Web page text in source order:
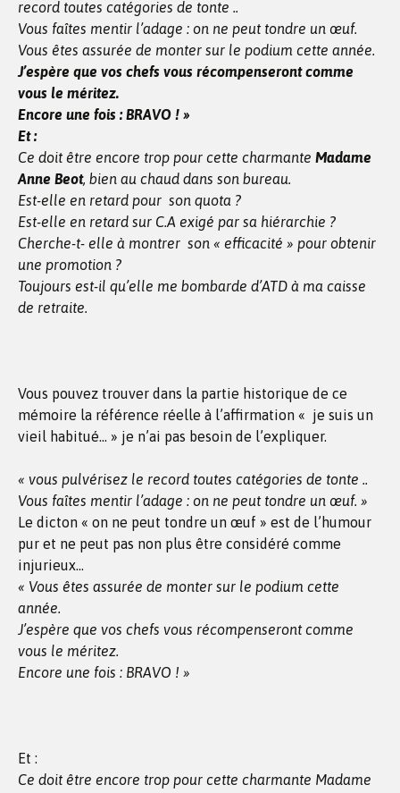
record toutes catégories de tonte ..
Vous faîtes mentir l’adage : on ne peut tondre un œuf.
Vous êtes assurée de monter sur le podium cette année.
J’espère que vos chefs vous récompenseront comme
vous le méritez.
Encore une fois : BRAVO ! »
Et :
Ce doit être encore trop pour cette charmante Madame
Anne Beot, bien au chaud dans son bureau.
Est-elle en retard pour son quota ?
Est-elle en retard sur C.A exigé par sa hiérarchie ?
Cherche-t- elle à montrer son « efficacité » pour obtenir
une promotion ?
Toujours est-il qu’elle me bombarde d’ATD à ma caisse
de retraite.
Vous pouvez trouver dans la partie historique de ce
mémoire la référence réelle à l’affirmation « je suis un
vieil habitué… » je n’ai pas besoin de l’expliquer.
« vous pulvérisez le record toutes catégories de tonte ..
Vous faîtes mentir l’adage : on ne peut tondre un œuf. »
Le dicton « on ne peut tondre un œuf » est de l’humour
pur et ne peut pas non plus être considéré comme
injurieux…
« Vous êtes assurée de monter sur le podium cette
année.
J’espère que vos chefs vous récompenseront comme
vous le méritez.
Encore une fois : BRAVO ! »
Et :
Ce doit être encore trop pour cette charmante Madame